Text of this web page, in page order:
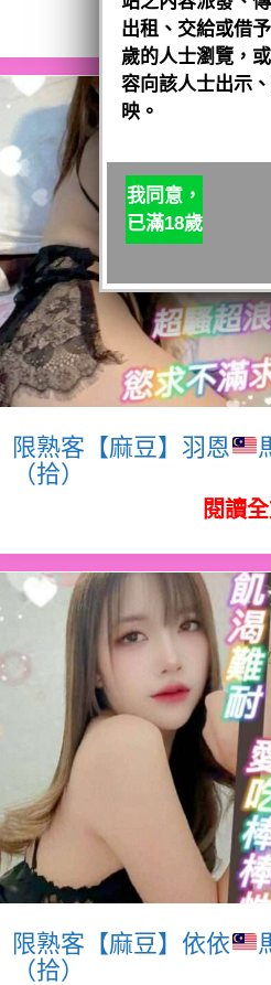
閱讀
限熟客【麻豆】羽恩
（拾）
閱讀
限熟客【麻豆】依依
（拾）
出租、交給或借
歲的人士瀏覽，
容向該人士出示
映。
我同意，
已滿18歲